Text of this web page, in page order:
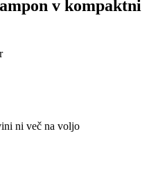
v kompaktni
ni več na voljo